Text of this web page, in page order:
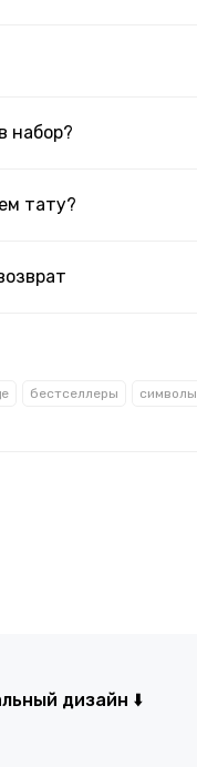
набор?
тату?
бестселлеры символы
дизайн ⬇️